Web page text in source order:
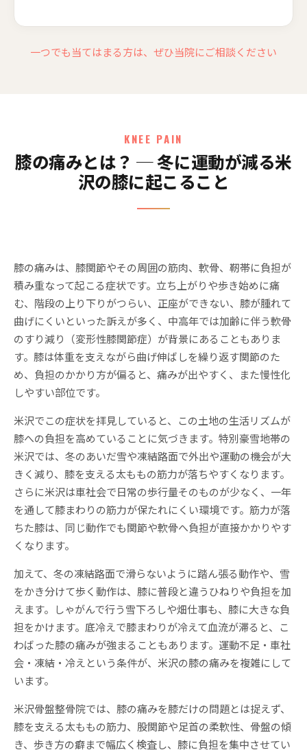
一つでも当てはまる方は、ぜひ当院にご相談ください
KNEE PAIN
膝の痛みとは？ ─ 冬に運動が減る米
沢の膝に起こること
膝の痛みは、膝関節やその周囲の筋肉、軟骨、靭帯に負担が
積み重なって起こる症状です。立ち上がりや歩き始めに痛
む、階段の上り下りがつらい、正座ができない、膝が腫れて
曲げにくいといった訴えが多く、中高年では加齢に伴う軟骨
のすり減り（変形性膝関節症）が背景にあることもありま
す。膝は体重を支えながら曲げ伸ばしを繰り返す関節のた
め、負担のかかり方が偏ると、痛みが出やすく、また慢性化
しやすい部位です。
米沢でこの症状を拝見していると、この土地の生活リズムが
膝への負担を高めていることに気づきます。特別豪雪地帯の
米沢では、冬のあいだ雪や凍結路面で外出や運動の機会が大
きく減り、膝を支える太ももの筋力が落ちやすくなります。
さらに米沢は車社会で日常の歩行量そのものが少なく、一年
を通して膝まわりの筋力が保たれにくい環境です。筋力が落
ちた膝は、同じ動作でも関節や軟骨へ負担が直接かかりやす
くなります。
加えて、冬の凍結路面で滑らないように踏ん張る動作や、雪
をかき分けて歩く動作は、膝に普段と違うひねりや負担を加
えます。しゃがんで行う雪下ろしや畑仕事も、膝に大きな負
担をかけます。底冷えで膝まわりが冷えて血流が滞ると、こ
わばった膝の痛みが強まることもあります。運動不足・車社
会・凍結・冷えという条件が、米沢の膝の痛みを複雑にして
います。
米沢骨盤整骨院では、膝の痛みを膝だけの問題とは捉えず、
膝を支える太ももの筋力、股関節や足首の柔軟性、骨盤の傾
き、歩き方の癖まで幅広く検査し、膝に負担を集中させてい